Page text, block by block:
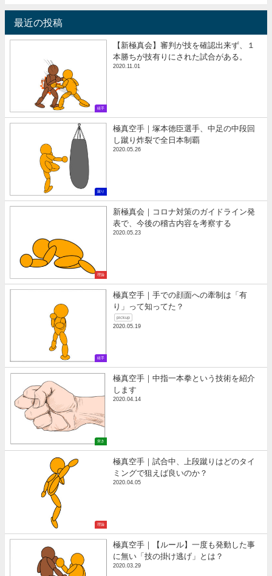
最近の投稿
組手
【新極真会】審判が技を確認出来ず、１
本勝ちが技有りにされた試合がある。
2020.11.01
蹴り
極真空手｜塚本徳臣選手、中足の中段回
し蹴り炸裂で全日本制覇
2020.05.26
理論
新極真会｜コロナ対策のガイドライン発
表で、今後の稽古内容を考察する
2020.05.23
組手
極真空手｜手での顔面への牽制は「有
り」って知ってた？
pickup
2020.05.19
突き
極真空手｜中指一本拳という技術を紹介
します
2020.04.14
理論
極真空手｜試合中、上段蹴りはどのタイ
ミングで狙えば良いのか？
2020.04.05
極真空手｜【ルール】一度も発動した事
に無い「技の掛け逃げ」とは？
2020.03.29